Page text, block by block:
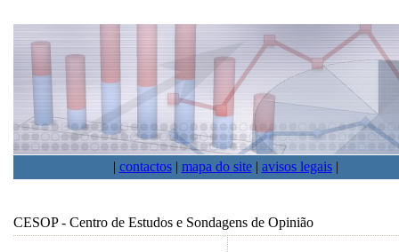
| contactos| mapa do site| avisos legais|
CESOP - Centro de Estudos e Sondagens de Opinião